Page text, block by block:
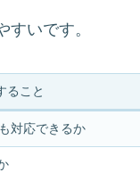
いです。
ること
対応できるか